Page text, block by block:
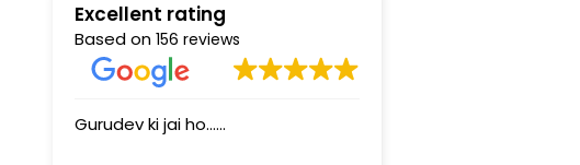
Excellent rating
Based on 156 reviews
Gurudev ki jai ho......